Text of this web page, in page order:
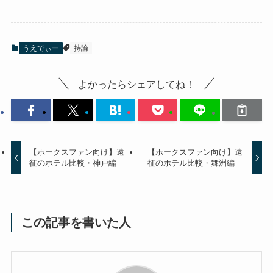
うえでぃー 持論
よかったらシェアしてね！
【ホークスファン向け】遠
征のホテル比較・神戸編
【ホークスファン向け】遠
征のホテル比較・舞洲編
この記事を書いた人